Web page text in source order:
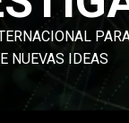
NUEVAS IDEAS